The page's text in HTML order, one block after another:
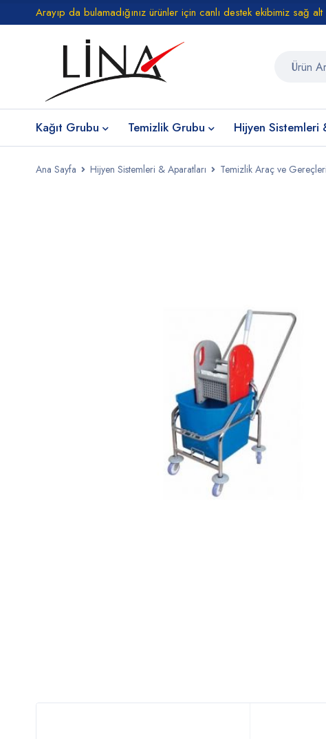
Arayıp da bulamadığınız ürünler için canlı destek ekibimiz sağ
Kağıt Grubu Temizlik Grubu Hijyen
Ana Sayfa Hijyen Sistemleri & Aparatları Temizlik Araç ve Gereçleri